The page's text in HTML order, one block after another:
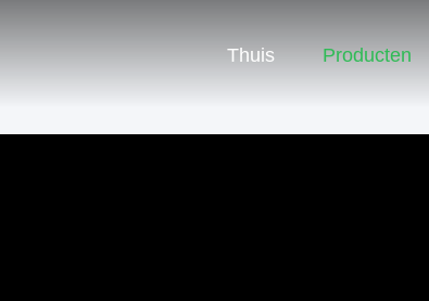
Thuis Producten